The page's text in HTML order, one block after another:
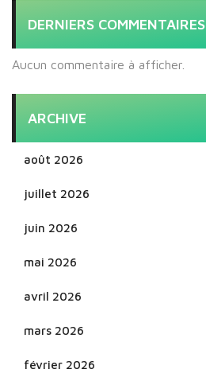
DERNIERS COMMENTAIRES
Aucun commentaire à afficher.
ARCHIVE
août 2026
juillet 2026
juin 2026
mai 2026
avril 2026
mars 2026
février 2026